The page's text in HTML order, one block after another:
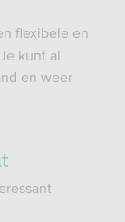
flexibele en
kunt al
en weer